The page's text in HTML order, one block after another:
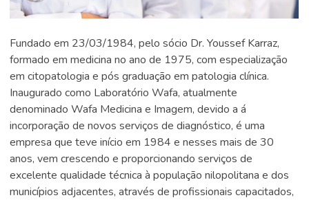
Fundado em 23/03/1984, pelo sócio Dr. Youssef Karraz,
formado em medicina no ano de 1975, com especialização
em citopatologia e pós graduação em patologia clínica.
Inaugurado como Laboratório Wafa, atualmente
denominado Wafa Medicina e Imagem, devido a á
incorporação de novos serviços de diagnóstico, é uma
empresa que teve início em 1984 e nesses mais de 30
anos, vem crescendo e proporcionando serviços de
excelente qualidade técnica à população nilopolitana e dos
municípios adjacentes, através de profissionais capacitados,